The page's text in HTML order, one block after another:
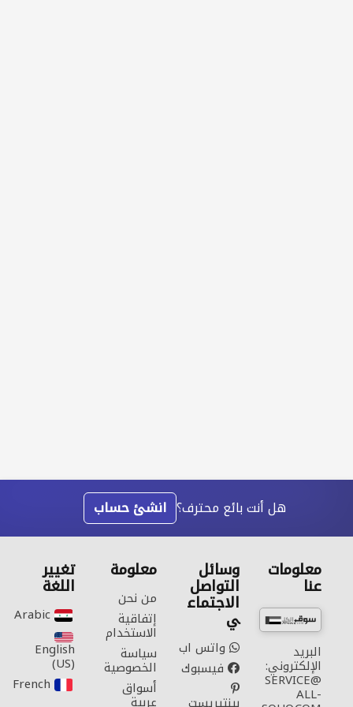
هل أنت بائع محترف؟ انشئ حساب
معلومات
عنا
البريد
الإلكتروني:
SERVICE@
ALL-
وسائل
التواصل
الاجتماع
ي
واتس اب
فيسبوك
معلومة
من نحن
إتفاقية
الاستخدام
سياسة
الخصوصية
أسواق
عربية
تغيير
اللغة
Arabic‎
English
(US)‎
French‎